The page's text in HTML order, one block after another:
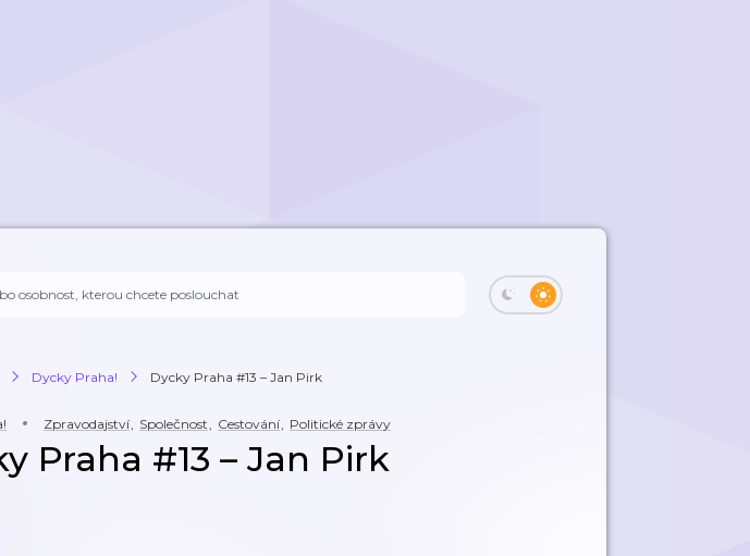
Dycky Praha! Dycky Praha #13 – Jan Pirk
Zpravodajství, Společnost, Cestování, Politické zprávy
Praha #13 – Jan Pirk